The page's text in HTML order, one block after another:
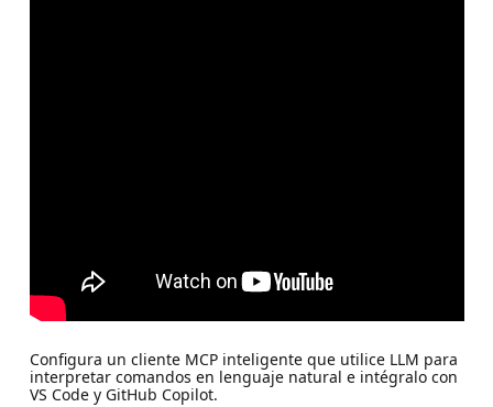
Configura un cliente MCP inteligente que utilice LLM para
interpretar comandos en lenguaje natural e intégralo con
VS Code y GitHub Copilot.